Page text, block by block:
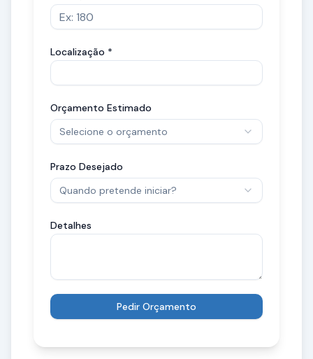
Localização *
Orçamento Estimado
Selecione o orçamento
Prazo Desejado
Quando pretende iniciar?
Detalhes
Pedir Orçamento